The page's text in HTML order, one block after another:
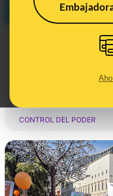
Pablo
afirmación
prensa
pensado en
con el PP":
CONTROL DEL PODER